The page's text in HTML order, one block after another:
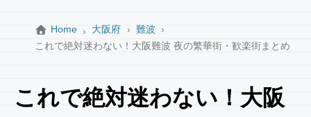
Home 大阪府
難波
これで絶対迷わない！大阪難波 夜の繁華街・歓楽街まとめ
これで絶対迷わない！大阪